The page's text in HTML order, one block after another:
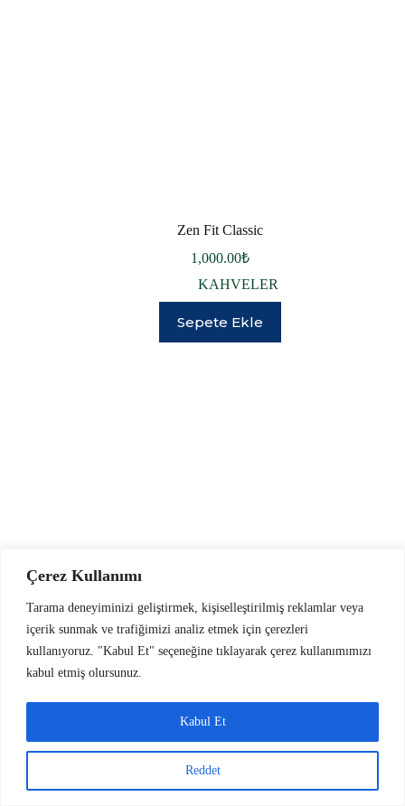
Çerez Kullanımı
Tarama deneyiminizi geliştirmek, kişiselleştirilmiş reklamlar veya
içerik sunmak ve trafiğimizi analiz etmek için çerezleri
kullanıyoruz. "Kabul Et" seçeneğine tıklayarak çerez kullanımımızı
kabul etmiş olursunuz.
Reddet
Kabul Et
Zen Fit Classic
1,000.00₺
KAHVELER
Sepete Ekle
Lady Cotton Care Gece UltraDry
280.00₺
Genel